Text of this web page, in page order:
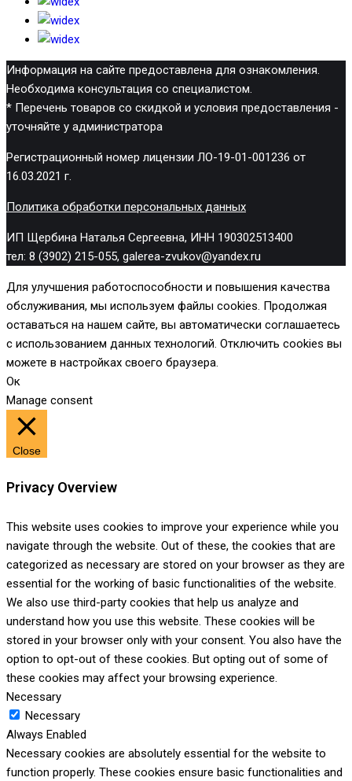
Информация на сайте предоставлена для ознакомления.
Необходима консультация со специалистом.
* Перечень товаров со скидкой и условия предоставления -
уточняйте у администратора
Регистрационный номер лицензии ЛО-19-01-001236 от
16.03.2021 г.
Политика обработки персональных данных
ИП Щербина Наталья Сергеевна, ИНН 190302513400
тел: 8 (3902) 215-055, galerea-zvukov@yandex.ru
Для улучшения работоспособности и повышения качества
обслуживания, мы используем файлы cookies. Продолжая
оставаться на нашем сайте, вы автоматически соглашаетесь
с использованием данных технологий. Отключить cookies вы
можете в настройках своего браузера.
Ок
Manage consent
Close
Privacy Overview
This website uses cookies to improve your experience while you
navigate through the website. Out of these, the cookies that are
categorized as necessary are stored on your browser as they are
essential for the working of basic functionalities of the website.
We also use third-party cookies that help us analyze and
understand how you use this website. These cookies will be
stored in your browser only with your consent. You also have the
option to opt-out of these cookies. But opting out of some of
these cookies may affect your browsing experience.
Necessary
Necessary
Always Enabled
Necessary cookies are absolutely essential for the website to
function properly. These cookies ensure basic functionalities and